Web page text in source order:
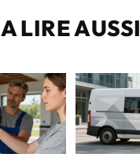
A LIRE AUSSI